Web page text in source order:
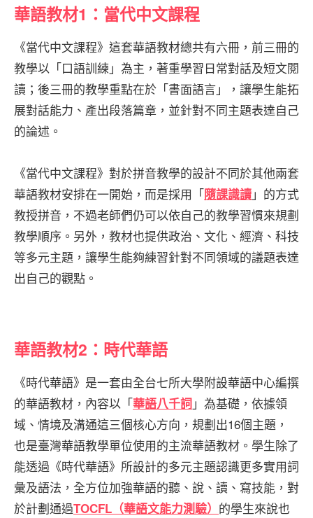
華語教材1：當代中文課程
《當代中文課程》這套華語教材總共有六冊，前三冊的
教學以「口語訓練」為主，著重學習日常對話及短文閱
讀；後三冊的教學重點在於「書面語言」，讓學生能拓
展對話能力、產出段落篇章，並針對不同主題表達自己
的論述。
《當代中文課程》對於拼音教學的設計不同於其他兩套
華語教材安排在一開始，而是採用「隨課識讀」的方式
教授拼音，不過老師們仍可以依自己的教學習慣來規劃
教學順序。另外，教材也提供政治、文化、經濟、科技
等多元主題，讓學生能夠練習針對不同領域的議題表達
出自己的觀點。
華語教材2：時代華語
《時代華語》是一套由全台七所大學附設華語中心編撰
的華語教材，內容以「華語八千詞 」為基礎，依據領
域、情境及溝通這三個核心方向，規劃出16個主題，
也是臺灣華語教學單位使用的主流華語教材。學生除了
能透過《時代華語》所設計的多元主題認識更多實用詞
彙及語法，全方位加強華語的聽、說、讀、寫技能，對
於計劃通過TOCFL（華語文能力測驗） 的學生來說也